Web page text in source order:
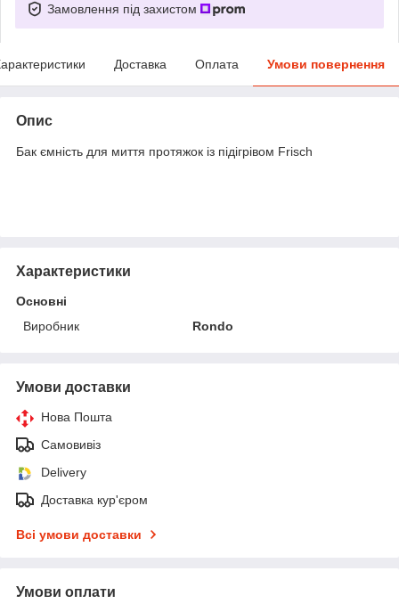
Замовлення під захистом
Доставка Оплата Умови повернення
Опис
Бак ємність для миття протяжок із підігрівом Frisch
Характеристики
Основні
Виробник
Rondo
Умови доставки
Нова Пошта
Самовивіз
Delivery
Доставка кур'єром
Всі умови доставки
Умови оплати